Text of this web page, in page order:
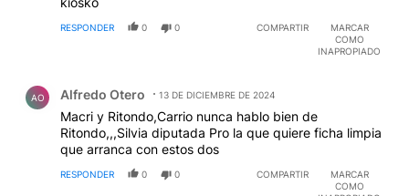
RESPONDER 0 0 COMPARTIR
MARCAR
COMO
INAPROPIADO
AO Alfredo Otero 13 DE DICIEMBRE DE 2024
Macri y Ritondo,Carrio nunca hablo bien de
Ritondo,,,Silvia diputada Pro la que quiere ficha limpia
que arranca con estos dos
RESPONDER 0 0 COMPARTIR
MARCAR
COMO